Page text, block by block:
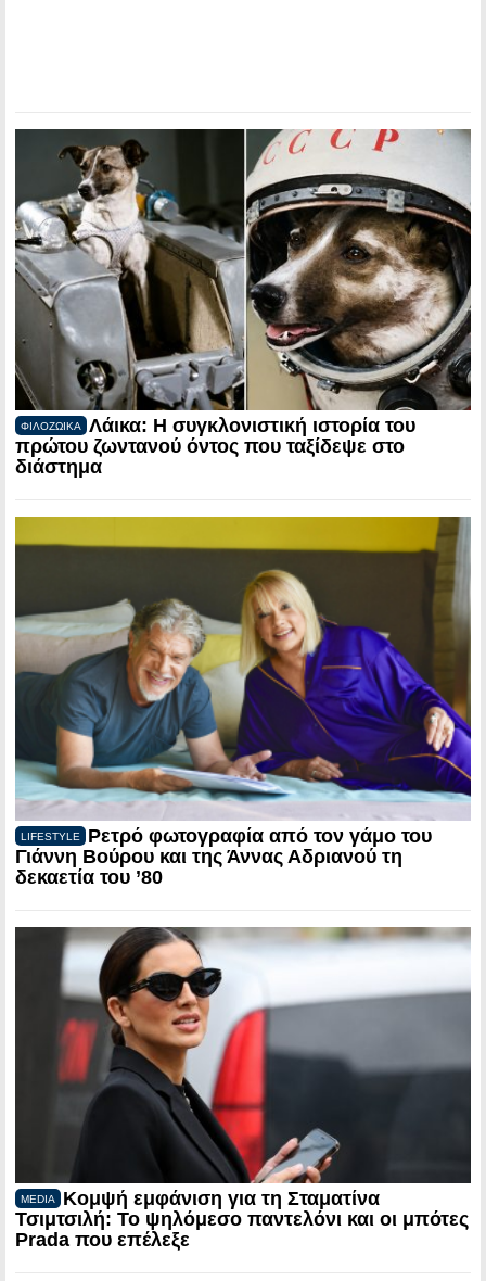
ΦΙΛΟΖΩΙΚΑ
Λάικα: Η συγκλονιστική ιστορία του
πρώτου ζωντανού όντος που ταξίδεψε στο
διάστημα
LIFESTYLE
Ρετρό φωτογραφία από τον γάμο του
Γιάννη Βούρου και της Άννας Αδριανού τη
δεκαετία του ’80
MEDIA
Κομψή εμφάνιση για τη Σταματίνα
Τσιμτσιλή: Το ψηλόμεσο παντελόνι και οι μπότες
Prada που επέλεξε